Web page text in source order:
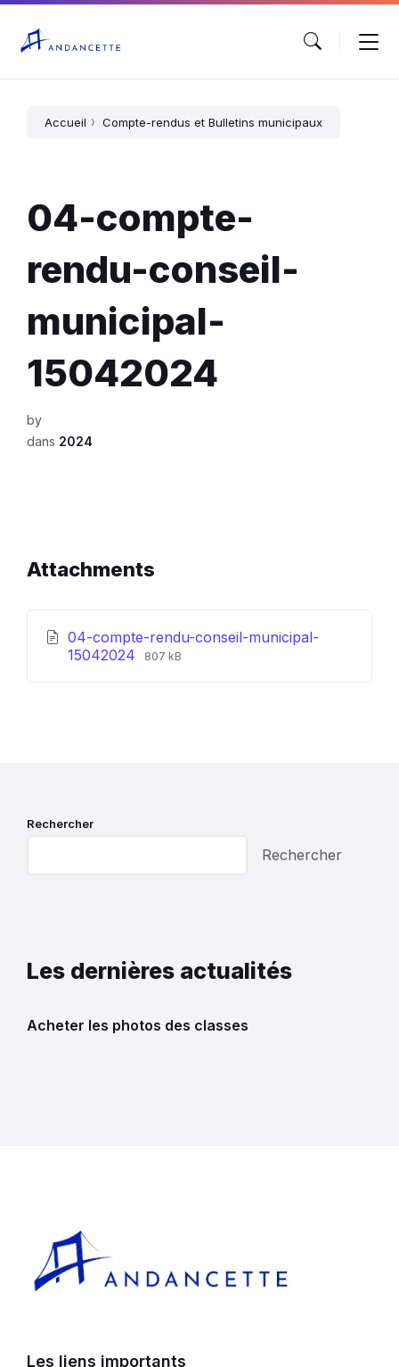
Accueil Compte-rendus et Bulletins municipaux
04-compte-
rendu-conseil-
municipal-
15042024
by
dans 2024
Attachments
04-compte-rendu-conseil-municipal-
15042024 File
File
807 kB
Rechercher
Rechercher
Les dernières actualités
Acheter les photos des classes
Les liens importants